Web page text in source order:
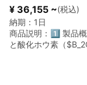
¥ 36,155 ~(税込)
納期： 1日
商品説明：
1️⃣ 製品
と酸化ホウ素（